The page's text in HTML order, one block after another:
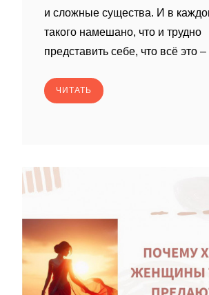
и сложные существа. И в
такого намешано, что и трудно
представить себе, что всё это
ЧИТАТЬ